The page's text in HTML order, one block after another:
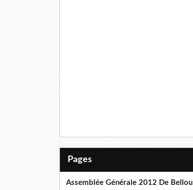
Pages
Assemblée Générale 2012 De Bellou